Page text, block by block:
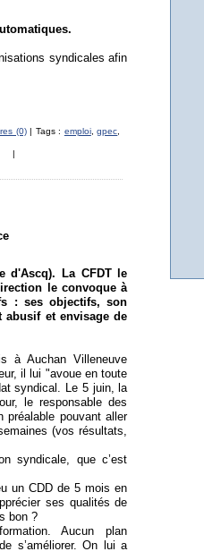
syndicales afin
(0)| Tags : emploi,gpec
|
d'Ascq). La CFDT le
le convoque à
: ses objectifs, son
abusif et envisage de
à Auchan Villeneuve
il lui "avoue en toute
syndical. Le 5 juin, la
le responsable des
préalable pouvant aller
(vos résultats,
syndicale, que c’est
un CDD de 5 mois en
ses qualités de
bon ?
Aucun plan
s’améliorer. On lui a